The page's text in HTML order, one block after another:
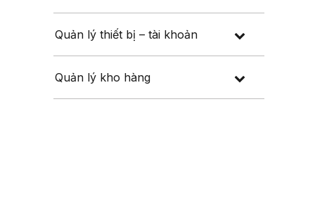
Quản lý thiết bị – tài khoản
Quản lý kho hàng